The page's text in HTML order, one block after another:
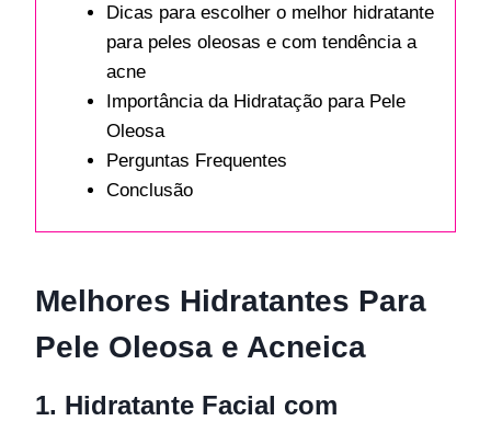
Dicas para escolher o melhor hidratante
para peles oleosas e com tendência a
acne
Importância da Hidratação para Pele
Oleosa
Perguntas Frequentes
Conclusão
Melhores Hidratantes Para
Pele Oleosa e Acneica
1. Hidratante Facial com